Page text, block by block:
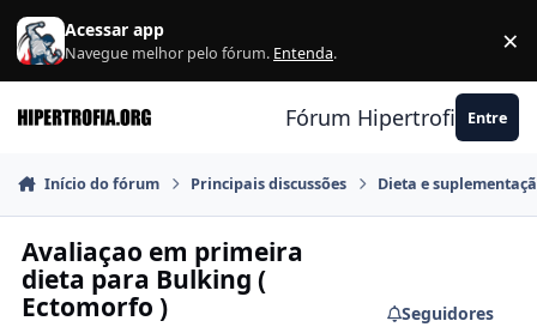
Ir para conteúdo
Acessar app
Navegue melhor pelo fórum. Entenda. ×
Fórum Hipertrofia.org
Entre
Início do fórum Principais discussões Dieta e
Avaliaçao em primeira
dieta para Bulking (
Ectomorfo )
Seguidores